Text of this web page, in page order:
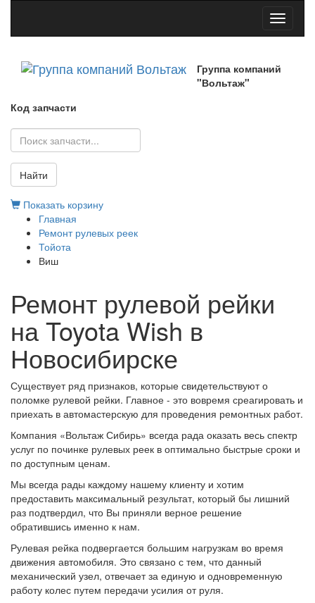
Toggle
Группа компаний
"Вольтаж"
Код запчасти
Найти
Показать корзину
Главная
Ремонт рулевых реек
Тойота
Виш
Ремонт рулевой рейки
на Toyota Wish в
Новосибирске
Существует ряд признаков, которые свидетельствуют о
поломке рулевой рейки. Главное - это вовремя среагировать и
приехать в автомастерскую для проведения ремонтных работ.
Компания «Вольтаж Сибирь» всегда рада оказать весь спектр
услуг по починке рулевых реек в оптимально быстрые сроки и
по доступным ценам.
Мы всегда рады каждому нашему клиенту и хотим
предоставить максимальный результат, который бы лишний
раз подтвердил, что Вы приняли верное решение
обратившись именно к нам.
Рулевая рейка подвергается большим нагрузкам во время
движения автомобиля. Это связано с тем, что данный
механический узел, отвечает за единую и одновременную
работу колес путем передачи усилия от руля.